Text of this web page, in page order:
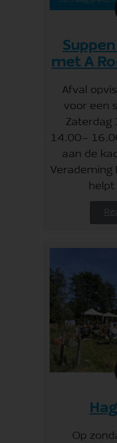
met A
Afval
voor een
Zaterdag
14.00-
aan de
Verademing
helpt
Op